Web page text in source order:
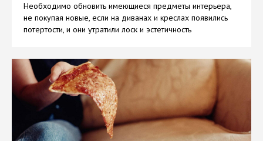
Необходимо обновить имеющиеся предметы интерьера,
не покупая новые, если на диванах и креслах появились
потертости, и они утратили лоск и эстетичность